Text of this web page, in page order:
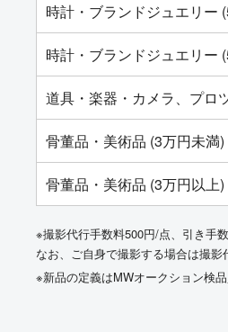
時計・ブランドジュエリー
時計・ブランドジュエリー
道具・楽器・カメラ、プロ
骨董品・美術品 (3万円未満)
骨董品・美術品 (3万円以上)
※撮影代行手数料500円/点、引き手
なお、ご自身で撮影する場合は撮
※新品の定義はMWオークション検